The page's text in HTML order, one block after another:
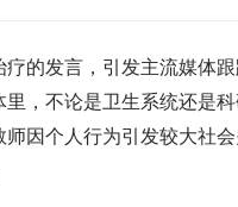
发言，引发主流媒体跟
，不论是卫生系统还是
因个人行为引发较大社